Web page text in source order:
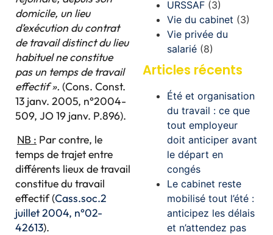
domicile, un lieu
d’exécution du contrat
de travail distinct du lieu
habituel ne constitue
pas un temps de travail
effectif ». (Cons. Const.
13 janv. 2005, n°2004-
509, JO 19 janv. P.896).
NB : Par contre, le
temps de trajet entre
différents lieux de travail
constitue du travail
effectif (Cass.soc.2
juillet 2004, n°02-
42613).
URSSAF (3)
Vie du cabinet (3)
Vie privée du
salarié (8)
Articles récents
Été et organisation
du travail : ce que
tout employeur
doit anticiper avant
le départ en
congés
Le cabinet reste
mobilisé tout l’été :
anticipez les délais
et n’attendez pas